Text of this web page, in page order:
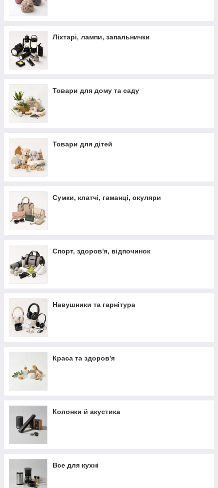
Ліхтарі, лампи, запальнички
Товари для дому та саду
Товари для дітей
Сумки, клатчі, гаманці, окуляри
Спорт, здоров'я, відпочинок
Навушники та гарнітура
Краса та здоров'я
Колонки й акустика
Все для кухні